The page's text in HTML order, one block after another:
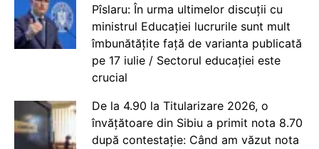
Pîslaru: În urma ultimelor discuții cu
ministrul Educației lucrurile sunt mult
îmbunătățite față de varianta publicată
pe 17 iulie / Sectorul educației este
crucial
De la 4.90 la Titularizare 2026, o
învățătoare din Sibiu a primit nota 8.70
după contestație: Când am văzut nota